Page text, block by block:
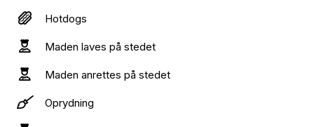
bøffer og hjemmelavede flæskestegssandwiches
eller frikadelle-sandwiches fra Nr. Onsild slagteren.
Vi tilbyder også veganske pølser og glutenfrie
Vi garanterer punktlige leverancer og overholder
alle fødevarestyrelsens retningslinjer med uddannet
Hotdogs
Maden laves på stedet
Maden anrettes på stedet
Oprydning